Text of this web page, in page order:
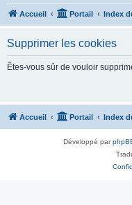
Accueil Portail Index
Supprimer les cookies
Êtes-vous sûr de vouloir
Accueil Portail Index
Développé par